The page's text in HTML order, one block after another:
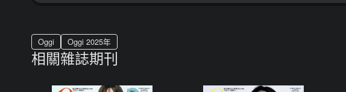
Oggi Oggi 2025年
相關雜誌期刊